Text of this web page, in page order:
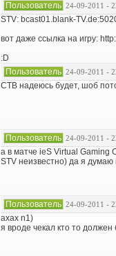
Пользователь 24-09-2011 -
STV: bcast01.blank-
вот даже ссылка на игру:
:D
Пользователь 24-09-2011 -
СТВ надеюсь будет, шоб
Пользователь 24-09-2011 -
а в матче ieS Virtual Gaming
STV неизвестно) да я
Пользователь 24-09-2011 -
ахах n1)
я вроде чекал кто то